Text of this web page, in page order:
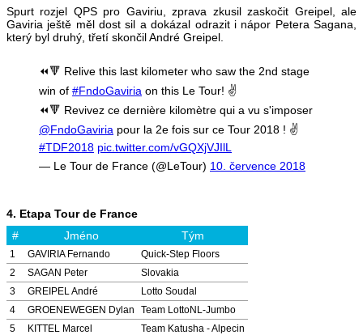
Spurt rozjel QPS pro Gaviriu, zprava zkusil zaskočit Greipel, ale
Gaviria ještě měl dost sil a dokázal odrazit i nápor Petera Sagana,
který byl druhý, třetí skončil André Greipel.
⏪🔻 Relive this last kilometer who saw the 2nd stage
win of #FndoGaviria on this Le Tour! ✌
⏪🔻 Revivez ce dernière kilomètre qui a vu s'imposer
@FndoGaviria pour la 2e fois sur ce Tour 2018 ! ✌
#TDF2018 pic.twitter.com/vGQXjVJIlL
— Le Tour de France (@LeTour) 10. července 2018
4. Etapa Tour de France
#
Jméno Tým
1 GAVIRIA Fernando
Quick-Step Floors
2
SAGAN Peter
Slovakia
3
GREIPEL André
Lotto Soudal
4
GROENEWEGEN Dylan
Team LottoNL-Jumbo
5
KITTEL Marcel
Team Katusha - Alpecin